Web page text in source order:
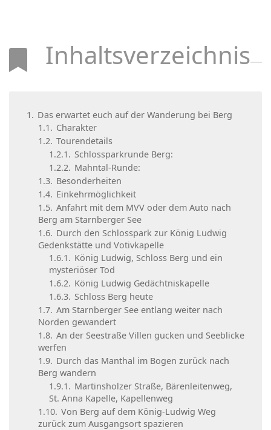
Inhaltsverzeichnis
1. Das erwartet euch auf der Wanderung bei Berg
1.1. Charakter
1.2. Tourendetails
1.2.1. Schlossparkrunde Berg:
1.2.2. Mahntal-Runde:
1.3. Besonderheiten
1.4. Einkehrmöglichkeit
1.5. Anfahrt mit dem MVV oder dem Auto nach
Berg am Starnberger See
1.6. Durch den Schlosspark zur König Ludwig
Gedenkstätte und Votivkapelle
1.6.1. König Ludwig, Schloss Berg und ein
mysteriöser Tod
1.6.2. König Ludwig Gedächtniskapelle
1.6.3. Schloss Berg heute
1.7. Am Starnberger See entlang weiter nach
Norden gewandert
1.8. An der Seestraße Villen gucken und Seeblicke
werfen
1.9. Durch das Manthal im Bogen zurück nach
Berg wandern
1.9.1. Martinsholzer Straße, Bärenleitenweg,
St. Anna Kapelle, Kapellenweg
1.10. Von Berg auf dem König-Ludwig Weg
zurück zum Ausgangsort spazieren